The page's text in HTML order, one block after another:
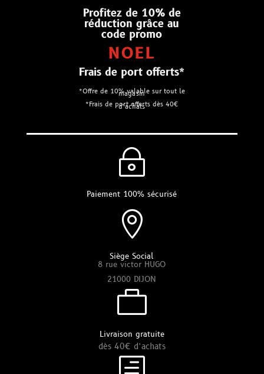
Profitez de 10% de
réduction grâce au
code promo
NOEL
Frais de port offerts*
*Offre de 10% valable sur tout le
magasin
*Frais de port offerts dès 40€
d’achats
~
Paiement 100% sécurisé

Siège Social
8 rue victor HUGO
21000 DIJON

Livraison gratuite
dès 40€ d’achats